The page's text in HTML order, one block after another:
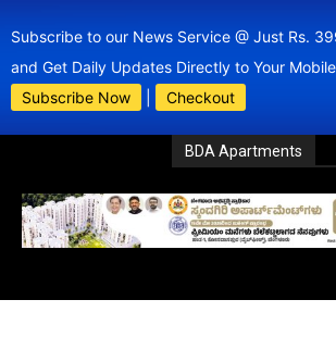
Subscribe to our News Service @ Just Rs.
and Get Daily Updates Directly to Your
Subscribe Now
Checkout
BDA Apartments